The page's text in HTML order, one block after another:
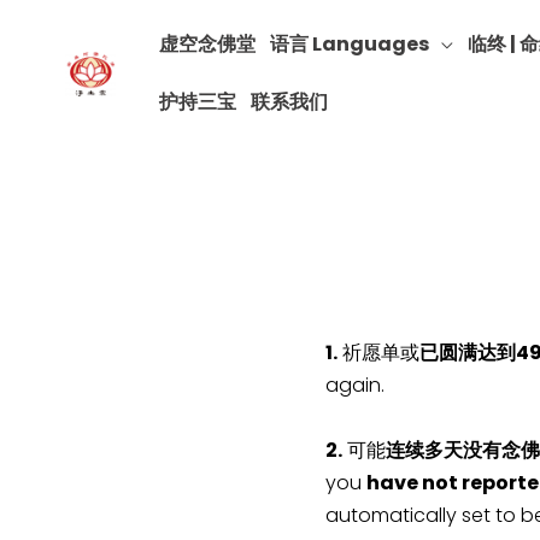
虚空念佛堂 语言 Languages 临终 |
护持三宝 联系我们
1.祈愿单或已圆满达到
again.
2.可能连续多天没有念
you have not
automatically set to